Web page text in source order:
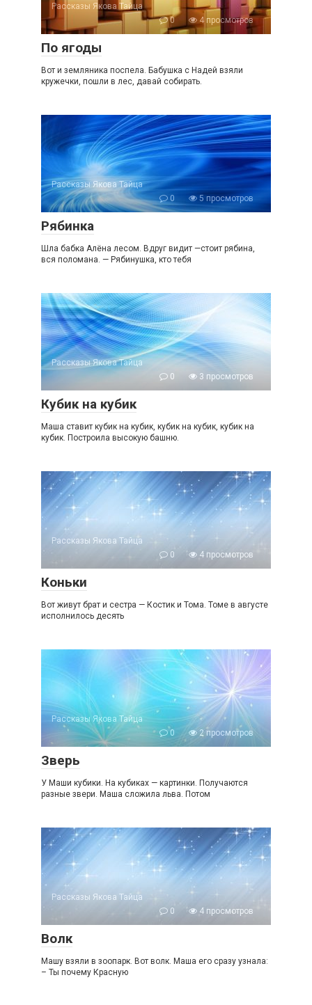
Рассказы Якова Тайца
0
4 просмотров
По ягоды
Вот и земляника поспела. Бабушка с Надей взяли
кружечки, пошли в лес, давай собирать.
Рассказы Якова Тайца
0
5 просмотров
Рябинка
Шла бабка Алёна лесом. Вдруг видит —стоит рябина,
вся поломана. — Рябинушка, кто тебя
Рассказы Якова Тайца
0
3 просмотров
Кубик на кубик
Маша ставит кубик на кубик, кубик на кубик, кубик на
кубик. Построила высокую башню.
Рассказы Якова Тайца
0
4 просмотров
Коньки
Вот живут брат и сестра — Костик и Тома. Томе в августе
исполнилось десять
Рассказы Якова Тайца
0
2 просмотров
Зверь
У Маши кубики. На кубиках — картинки. Получаются
разные звери. Маша сложила льва. Потом
Рассказы Якова Тайца
0
4 просмотров
Волк
Машу взяли в зоопарк. Вот волк. Маша его сразу узнала:
– Ты почему Красную